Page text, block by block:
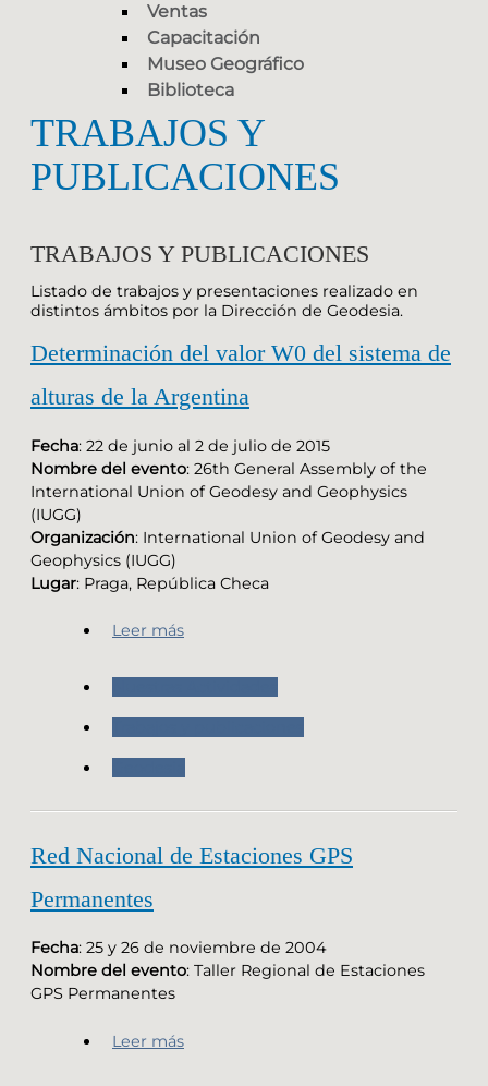
Ventas
Capacitación
Museo Geográfico
Biblioteca
TRABAJOS Y
PUBLICACIONES
TRABAJOS Y PUBLICACIONES
Listado de trabajos y presentaciones realizado en
distintos ámbitos por la Dirección de Geodesia.
Determinación del valor W0 del sistema de
alturas de la Argentina
Fecha: 22 de junio al 2 de julio de 2015
Nombre del evento: 26th General Assembly of the
International Union of Geodesy and Geophysics
(IUGG)
Organización: International Union of Geodesy and
Geophysics (IUGG)
Lugar: Praga, República Checa
Leer más
Red Nacional de Estaciones GPS
Permanentes
Fecha: 25 y 26 de noviembre de 2004
Nombre del evento: Taller Regional de Estaciones
GPS Permanentes
Leer más